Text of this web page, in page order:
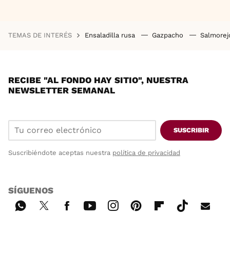
TEMAS DE INTERÉS Ensaladilla rusa Gazpacho
RECIBE "AL FONDO HAY SITIO", NUESTRA
NEWSLETTER SEMANAL
SUSCRIBIR
Suscribiéndote aceptas nuestra política de privacidad
SÍGUENOS